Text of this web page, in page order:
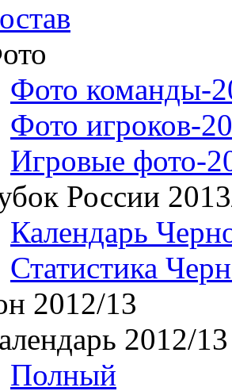
Фото команды-
Фото игроков-
Игровые фото-
России
Календарь
Статистика
2012/13
2012/13
Полный